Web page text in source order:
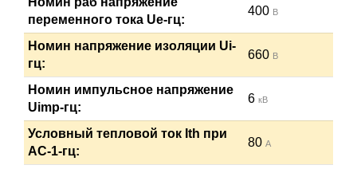
переменного тока Ue-гц:
400 В
Номин напряжение изоляции Ui-
гц:
660 В
Номин импульсное напряжение
Uimp-гц:
6 кВ
Условный тепловой ток Ith при
АС-1-гц:
80 А